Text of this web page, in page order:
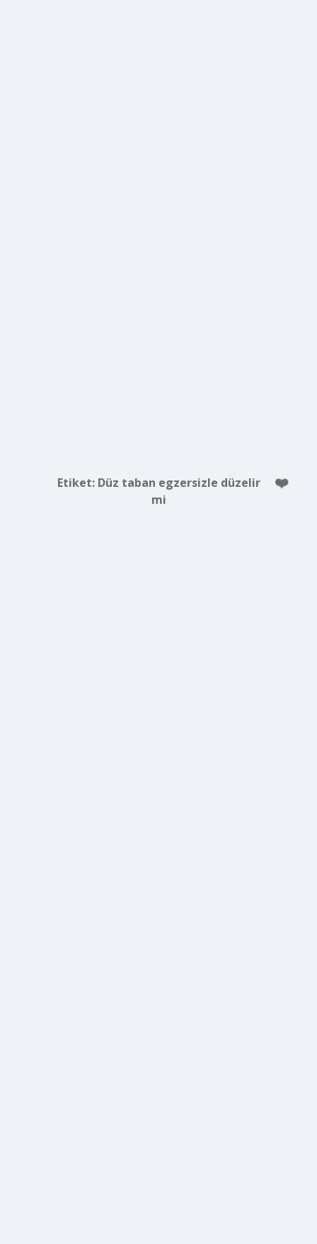
Etiket: Düz taban egzersizle düzelir
mi